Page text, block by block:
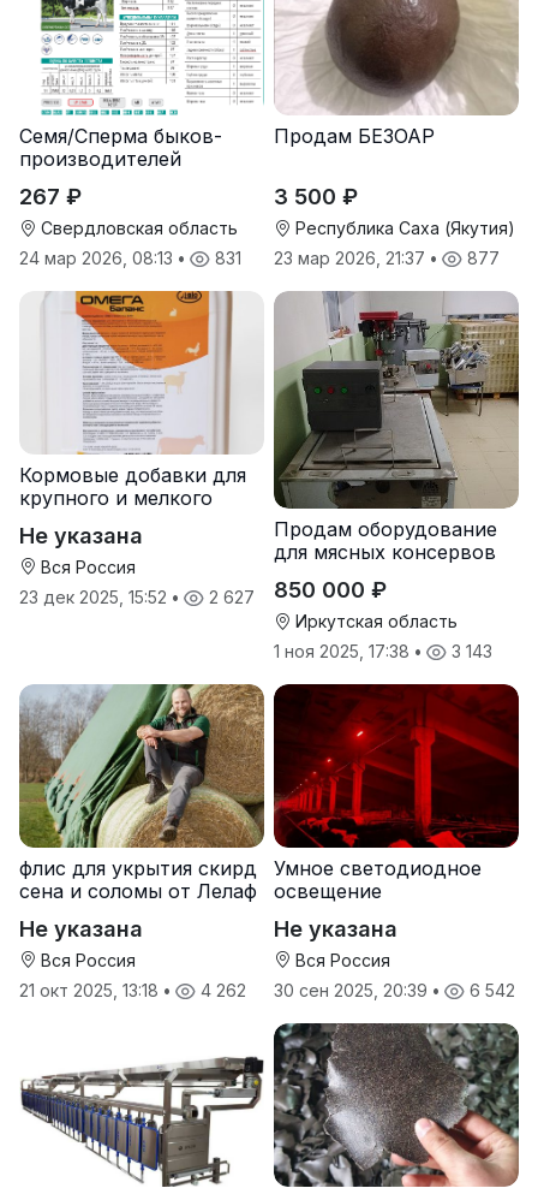
Семя/Сперма быков-
производителей
267 ₽
Свердловская область
24 мар 2026, 08:13 • 831
Продам БЕЗОАР
3 500 ₽
Республика Саха (Якутия)
23 мар 2026, 21:37 • 877
Кормовые добавки для
крупного и мелкого
Не указана
Вся Россия
23 дек 2025, 15:52 • 2 627
Продам оборудование
для мясных консервов
850 000 ₽
Иркутская область
1 ноя 2025, 17:38 • 3 143
флис для укрытия скирд
сена и соломы от Лелаф
Не указана
Вся Россия
21 окт 2025, 13:18 • 4 262
Умное светодиодное
освещение
Не указана
Вся Россия
30 сен 2025, 20:39 • 6 542